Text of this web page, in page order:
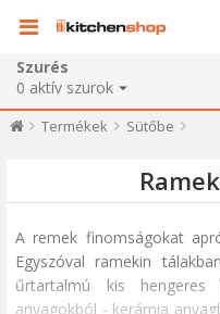
Szurés
0 aktív szurok
Termékek Sütőbe
A remek finomságokat
Egyszóval ramekin
űrtartalmú kis hengeres
anyagokból - kerámia